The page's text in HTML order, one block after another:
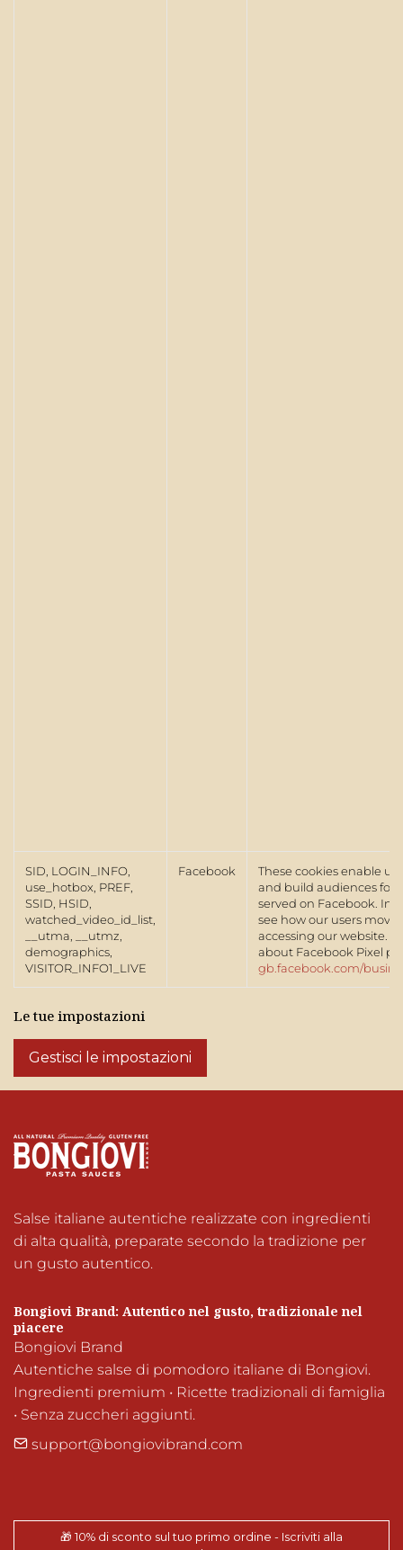
SID, LOGIN_INFO,
use_hotbox, PREF,
SSID, HSID,
watched_video_id_list,
__utma, __utmz,
demographics,
VISITOR_INFO1_LIVE
Facebook
These cookies enable
and build audiences for
served on Facebook. In
see how our users
accessing our website.
about Facebook Pixel
gb.facebook.com/
Le tue impostazioni
Gestisci le impostazioni
Salse italiane autentiche realizzate con ingredienti
di alta qualità, preparate secondo la tradizione per
un gusto autentico.
Bongiovi Brand: Autentico nel gusto, tradizionale nel
piacere
Bongiovi Brand
Autentiche salse di pomodoro italiane di Bongiovi.
Ingredienti premium • Ricette tradizionali di famiglia
• Senza zuccheri aggiunti.
support@bongiovibrand.com
🎁 10% di sconto sul tuo primo ordine - Iscriviti alla